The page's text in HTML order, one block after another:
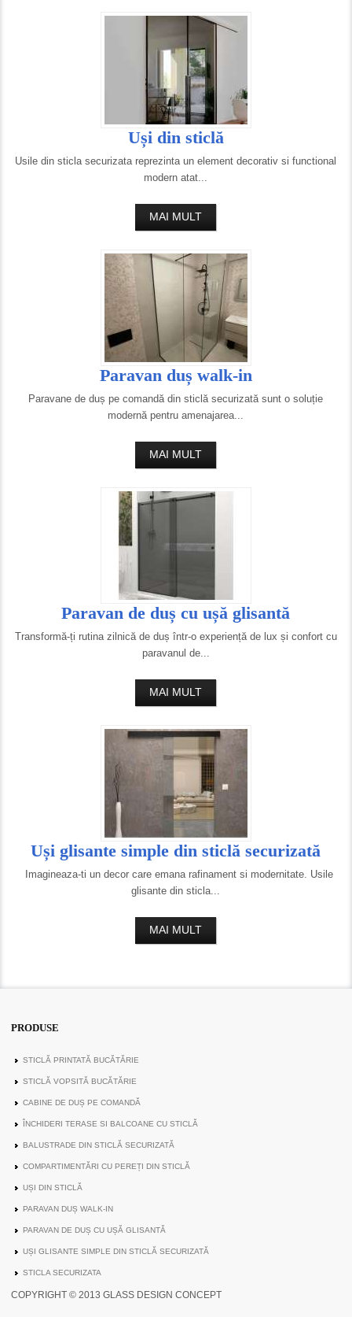
Uși din sticlă
Usile din sticla securizata reprezinta un element decorativ si functional
modern atat...
MAI MULT
Paravan duș walk-in
Paravane de duș pe comandă din sticlă securizată sunt o soluție
modernă pentru amenajarea...
MAI MULT
Paravan de duș cu ușă glisantă
Transformă-ți rutina zilnică de duș într-o experiență de lux și confort cu
paravanul de...
MAI MULT
Uși glisante simple din sticlă securizată
Imagineaza-ti un decor care emana rafinament si modernitate. Usile
glisante din sticla...
MAI MULT
PRODUSE
STICLĂ PRINTATĂ BUCĂTĂRIE
STICLĂ VOPSITĂ BUCĂTĂRIE
CABINE DE DUȘ PE COMANDĂ
ÎNCHIDERI TERASE SI BALCOANE CU STICLĂ
BALUSTRADE DIN STICLĂ SECURIZATĂ
COMPARTIMENTĂRI CU PEREȚI DIN STICLĂ
UȘI DIN STICLĂ
PARAVAN DUȘ WALK-IN
PARAVAN DE DUȘ CU UȘĂ GLISANTĂ
UȘI GLISANTE SIMPLE DIN STICLĂ SECURIZATĂ
STICLA SECURIZATA
COPYRIGHT © 2013 GLASS DESIGN CONCEPT